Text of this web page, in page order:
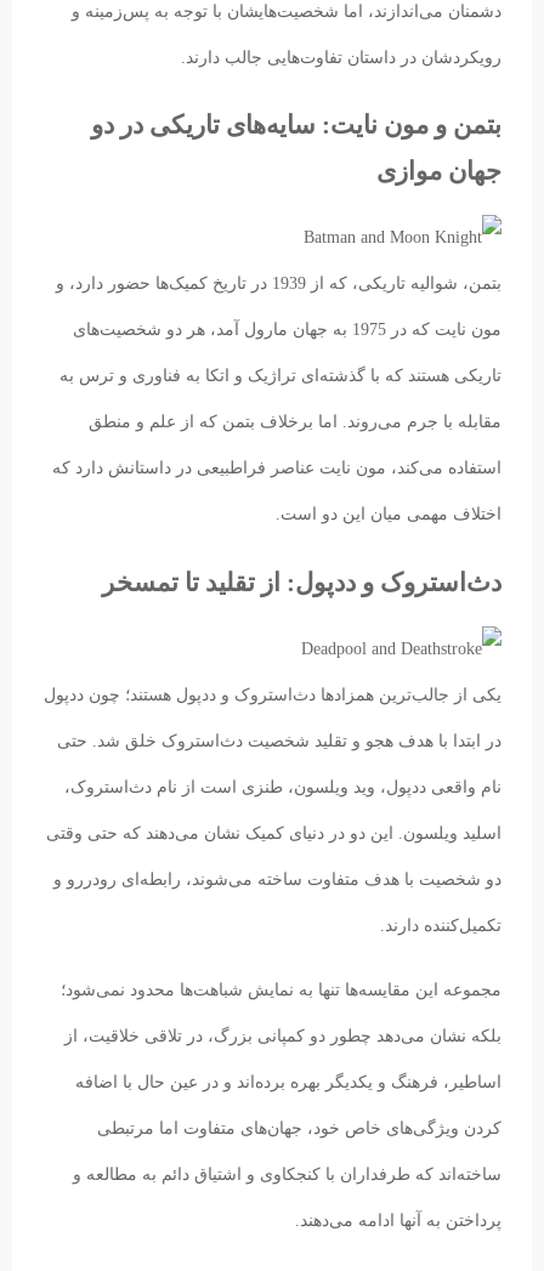
دشمنان می‌اندازند، اما شخصیت‌هایشان با توجه به پس‌زمینه و
رویکردشان در داستان تفاوت‌هایی جالب دارند.
بتمن و مون نایت: سایه‌های تاریکی در دو
جهان موازی
بتمن، شوالیه تاریکی، که از 1939 در تاریخ کمیک‌ها حضور دارد، و
مون نایت که در 1975 به جهان مارول آمد، هر دو شخصیت‌های
تاریکی هستند که با گذشته‌ای تراژیک و اتکا به فناوری و ترس به
مقابله با جرم می‌روند. اما برخلاف بتمن که از علم و منطق
استفاده می‌کند، مون نایت عناصر فراطبیعی در داستانش دارد که
اختلاف مهمی میان این دو است.
دث‌استروک و ددپول: از تقلید تا تمسخر
یکی از جالب‌ترین همزادها دث‌استروک و ددپول هستند؛ چون ددپول
در ابتدا با هدف هجو و تقلید شخصیت دث‌استروک خلق شد. حتی
نام واقعی ددپول، وید ویلسون، طنزی است از نام دث‌استروک،
اسلید ویلسون. این دو در دنیای کمیک نشان می‌دهند که حتی وقتی
دو شخصیت با هدف متفاوت ساخته می‌شوند، رابطه‌ای رودررو و
تکمیل‌کننده دارند.
مجموعه این مقایسه‌ها تنها به نمایش شباهت‌ها محدود نمی‌شود؛
بلکه نشان می‌دهد چطور دو کمپانی بزرگ، در تلاقی خلاقیت، از
اساطیر، فرهنگ و یکدیگر بهره برده‌اند و در عین حال با اضافه
کردن ویژگی‌های خاص خود، جهان‌های متفاوت اما مرتبطی
ساخته‌اند که طرفداران با کنجکاوی و اشتیاق دائم به مطالعه و
پرداختن به آنها ادامه می‌دهند.